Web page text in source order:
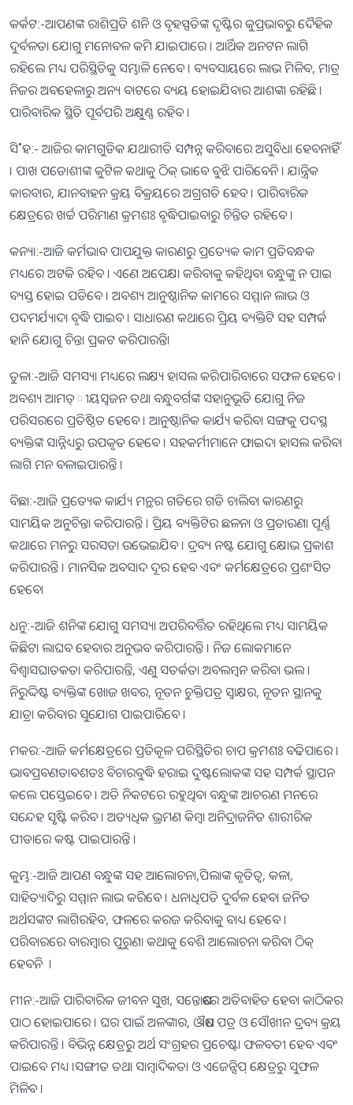
କର୍କଟ:-ଆପଣଙ୍କ ରାଶିପ୍ରତି ଶନି ଓ ବୃହସ୍ପତିଙ୍କ ଦୃଷ୍ଟିର କୁପ୍ରଭାବରୁ ଦୈହିକ
ଦୁର୍ବଳତା ଯୋଗୁ ମନୋବଳ କମି ଯାଇପାରେ । ଆର୍ଥିକ ଅନଟନ ଲାଗି
ରହିଲେ ମଧ୍ୟ ପରିସ୍ଥିତିକୁ ସମ୍ଭାଳି ନେବେ । ବ୍ୟବସାୟରେ ଲାଭ ମିଳିବ, ମାତ୍ର
ନିଜର ଅବହେଳାରୁ ଅନ୍ୟ ବାଟରେ ବ୍ୟୟ ହୋଇଯିବାର ଆଶଙ୍କା ରହିଛି ।
ପାରିବାରିକ ସ୍ଥିତି ପୂର୍ବପରି ଅକ୍ଷୁଣ୍ଣ ରହିବ ।
ସି˚ହ:- ଆଜିର କାମଗୁଡିକ ଯଥାରୀତି ସମ୍ପନ୍ନ କରିବାରେ ଅସୁବିଧା ହେବନାହିଁ
। ପାଖ ପଡୋଶୀଙ୍କ କୁଟିଳ କଥାକୁ ଠିକ୍‌ ଭାବେ ବୁଝି ପାରିବେନି । ଯାନ୍ତ୍ରିକ
କାରବାର, ଯାନବାହନ କ୍ରୟ ବିକ୍ରୟରେ ଅଗ୍ରଗତି ହେବ । ପାରିବାରିକ
କ୍ଷେତ୍ରରେ ଖର୍ଚ୍ଚ ପରିମାଣ କ୍ରମଶଃ ବୃଦ୍ଧିପାଇବାରୁ ଚିନ୍ତିତ ରହିବେ ।
କନ୍ୟା:-ଆଜି କର୍ମଭାବ ପାପଯୁକ୍ତ କାରଣରୁ ପ୍ରତ୍ୟେକ କାମ ପ୍ରତିବନ୍ଧକ
ମଧ୍ୟରେ ଅଟକି ରହିବ । ଏଣେ ଅପେକ୍ଷା କରିବାକୁ କହିଥିବା ବନ୍ଧୁଙ୍କୁ ନ ପାଇ
ବ୍ୟସ୍ତ ହୋଇ ପଡିବେ । ଅବଶ୍ୟ ଆନୁଷ୍ଠାନିକ କାମରେ ସମ୍ମାନ ଲାଭ ଓ
ପଦମର୍ଯ୍ୟାଦା ବୃଦ୍ଧି ପାଇବ । ସାଧାରଣ କଥାରେ ପ୍ରିୟ ବ୍ୟକ୍ତିଟି ସହ ସମ୍ପର୍କ
ହାନି ଯୋଗୁ ଚିନ୍ତା ପ୍ରକଟ କରିପାରନ୍ତି।
ତୁଳା:-ଆଜି ସମସ୍ୟା ମଧ୍ୟରେ ଲକ୍ଷ୍ୟ ହାସଲ କରିପାରିବାରେ ସଫଳ ହେବେ ।
ଅବଶ୍ୟ ଆମତ୍ୀୟସ୍ବଜନ ତଥା ବନ୍ଧୁବର୍ଗଙ୍କ ସହାନୁଭୂତି ଯୋଗୁ ନିଜ
ପରିସରରେ ପ୍ରତିଷ୍ଠିତ ହେବେ । ଆନୁଷ୍ଠାନିକ କାର୍ଯ୍ୟ କରିବା ସଙ୍ଗକୁ ପଦସ୍ଥ
ବ୍ୟକ୍ତିଙ୍କ ସାନ୍ନିଧ୍ୟରୁ ଉପକୃତ ହେବେ । ସହକର୍ମୀମାନେ ଫାଇଦା ହାସଲ କରିବା
ଲାଗି ମନ ବଳାଇପାରନ୍ତି ।
ବିଛା:-ଆଜି ପ୍ରତ୍ୟେକ କାର୍ଯ୍ୟ ମନ୍ଥର ଗତିରେ ଗଡି ଚାଲିବା କାରଣରୁ
ସାମୟିକ ଅନୁଚିନ୍ତା କରିପାରନ୍ତି । ପ୍ରିୟ ବ୍ୟକ୍ତିଟିର ଛଳନା ଓ ପ୍ରତାରଣା ପୂର୍ଣ୍ଣ
କଥାରେ ମନରୁ ସରସତା ଉଭେଇଯିବ । ଦ୍ରବ୍ୟ ନଷ୍ଟ ଯୋଗୁ କ୍ଷୋଭ ପ୍ରକାଶ
କରିପାରନ୍ତି । ମାନସିକ ଅବସାଦ ଦୂର ହେବ ଏବଂ କର୍ମକ୍ଷେତ୍ରରେ ପ୍ରଶଂସିତ
ହେବେ।
ଧନୁ:-ଆଜି ଶନିଙ୍କ ଯୋଗୁ ସମସ୍ୟା ଅପରିବର୍ତ୍ତିତ ରହିଥିଲେ ମଧ୍ୟ ସାମୟିକ
କିଛିଟା ଲାଘବ ହେବାର ଅନୁଭବ କରିପାରନ୍ତି । ନିଜ ଲୋକମାନେ
ବିଶ୍ୱାସଘାତକତା କରିପାରନ୍ତି, ଏଣୁ ସତର୍କତା ଅବଲମ୍ବନ କରିବା ଭଲ ।
ନିରୁଦ୍ଦିଷ୍ଟ ବ୍ୟକ୍ତିଙ୍କ ଖୋଜ ଖବର, ନୂତନ ଚୁକ୍ତିପତ୍ର ସ୍ବାକ୍ଷର, ନୂତନ ସ୍ଥାନକୁ
ଯାତ୍ରା କରିବାର ସୁଯୋଗ ପାଇପାରିବେ ।
ମକର:-ଆଜି କର୍ମକ୍ଷେତ୍ରରେ ପ୍ରତିକୂଳ ପରିସ୍ଥିତିର ଚାପ କ୍ରମଶଃ ବଢିପାରେ ।
ଭାବପ୍ରବଣତାବଶତଃ ବିଚାରବୁଦ୍ଧି ହରାଇ ଦୁଷ୍ଟଲୋକଙ୍କ ସହ ସମ୍ପର୍କ ସ୍ଥାପନ
କଲେ ପସ୍ତେଇବେ । ଅତି ନିକଟରେ ରହୁଥିବା ବନ୍ଧୁଙ୍କ ଆଚରଣ ମନରେ
ସନ୍ଦେହ ସୃୃଷ୍ଟି କରିବ । ଅତ୍ୟଧିକ ଭ୍ରମଣ କିମ୍ବା ଅନିଦ୍ରାଜନିତ ଶାରୀରିକ
ପୀଡାରେ କଷ୍ଟ ପାଇପାରନ୍ତି ।
କୁମ୍ଭ:-ଆଜି ଆପଣ ବନ୍ଧୁଙ୍କ ସହ ଆଲୋଚନା,ପିଲାଙ୍କ କୃତିତ୍ୱ, କଳା,
ସାହିତ୍ୟାଦିରୁ ସମ୍ମାନ ଲାଭ କରିବେ । ଧନାଧିପତି ଦୁର୍ବଳ ହେବା ଜନିତ
ଅର୍ଥସଙ୍କଟ ଲାଗିରହିବ, ଫଳରେ କରଜ କରିବାକୁ ବାଧ୍ୟ ହେବେ ।
ପରିବାରରେ ବାରମ୍ବାର ପୁରୁଣା କଥାକୁ ବେଶି ଆଲୋଚନା କରିବା ଠିକ୍‌
ହେବନି ।
ମୀନ:-ଆଜି ପାରିବାରିକ ଜୀବନ ସୁଖ, ସନ୍ତୋଷରେ ଅତିବାହିତ ହେବା କାଠିକର
ପାଠ ହୋଇପାରେ । ଘର ପାଇଁ ଅଳଙ୍କାର, ଔଷଧ ପତ୍ର ଓ ସୌଖୀନ ଦ୍ରବ୍ୟ କ୍ରୟ
କରିପାରନ୍ତି । ବିଭିନ୍ନ କ୍ଷେତ୍ରରୁ ଅର୍ଥ ସଂଗ୍ରହର ପ୍ରଚେଷ୍ଟା ଫଳବତୀ ହେବ ଏବଂ
ପାଇବେ ମଧ୍ୟ ।ସଙ୍ଗୀତ ତଥା ସାମ୍ବାଦିକତା ଓ ଏଜେନ୍ସିପ୍‌ କ୍ଷେତ୍ରରୁ ସୁଫଳ
ମିଳିବ ।